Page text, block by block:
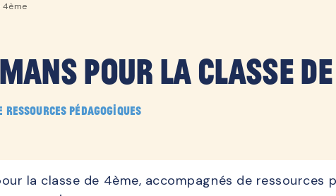
4ème
pour la classe de
ressources pédagogiques
la classe de 4ème, accompagnés de ressources